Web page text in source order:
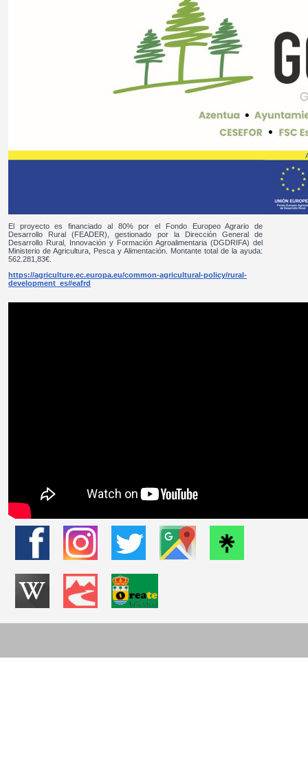
El proyecto es financiado al 80% por el Fondo Europeo Agrario de
Desarrollo Rural (FEADER), gestionado por la Dirección General de
Desarrollo Rural, Innovación y Formación Agroalimentaria (DGDRIFA) del
Ministerio de Agricultura, Pesca y Alimentación. Montante total de la ayuda:
562.281,83€.
https://agriculture.ec.europa.eu/common-agricultural-policy/rural-
development_es#eafrd